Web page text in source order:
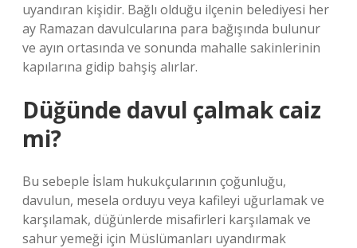
uyandıran kişidir. Bağlı olduğu ilçenin belediyesi her
ay Ramazan davulcularına para bağışında bulunur
ve ayın ortasında ve sonunda mahalle sakinlerinin
kapılarına gidip bahşiş alırlar.
Düğünde davul çalmak caiz
mi?
Bu sebeple İslam hukukçularının çoğunluğu,
davulun, mesela orduyu veya kafileyi uğurlamak ve
karşılamak, düğünlerde misafirleri karşılamak ve
sahur yemeği için Müslümanları uyandırmak